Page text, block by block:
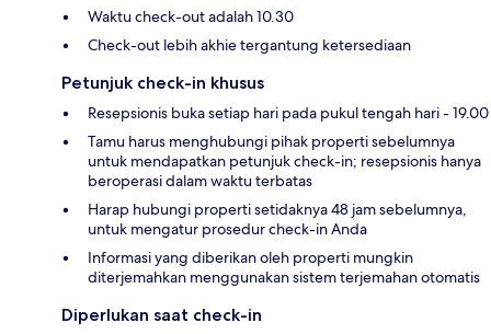
Waktu check-out adalah 10.30
Check-out lebih akhie tergantung ketersediaan
Petunjuk check-in khusus
Resepsionis buka setiap hari pada pukul tengah hari - 19.00
Tamu harus menghubungi pihak properti sebelumnya
untuk mendapatkan petunjuk check-in; resepsionis hanya
beroperasi dalam waktu terbatas
Harap hubungi properti setidaknya 48 jam sebelumnya,
untuk mengatur prosedur check-in Anda
Informasi yang diberikan oleh properti mungkin
diterjemahkan menggunakan sistem terjemahan otomatis
Diperlukan saat check-in